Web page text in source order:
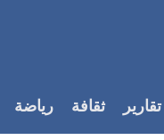
تقارير ثقافة رياضة